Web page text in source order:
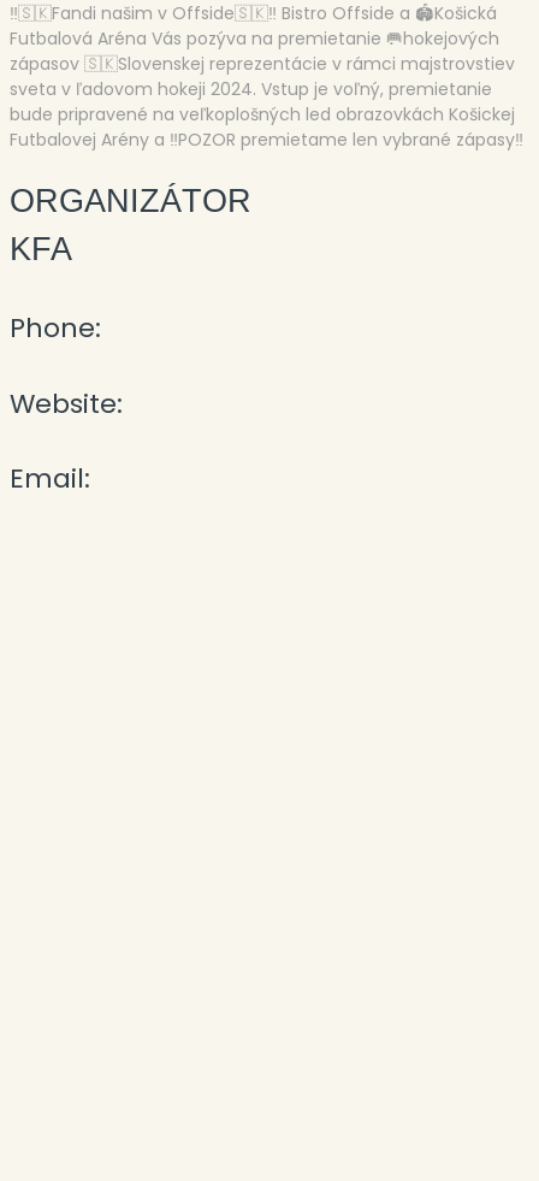
‼🇸🇰Fandi našim v Offside🇸🇰‼ Bistro Offside a 🏟Košická
Futbalová Aréna Vás pozýva na premietanie 🥅hokejových
zápasov 🇸🇰Slovenskej reprezentácie v rámci majstrovstiev
sveta v ľadovom hokeji 2024. Vstup je voľný, premietanie
bude pripravené na veľkoplošných led obrazovkách Košickej
Futbalovej Arény a ‼POZOR premietame len vybrané zápasy‼
ORGANIZÁTOR
KFA
Phone:
Website:
Email: